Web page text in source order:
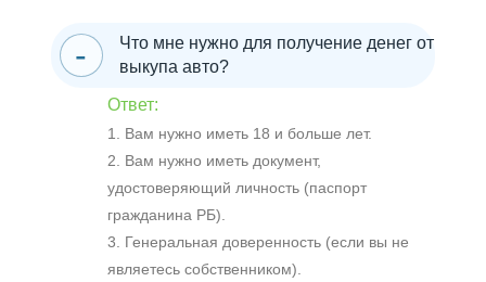
Что мне нужно для получение денег от
выкупа авто?
Ответ:
1. Вам нужно иметь 18 и больше лет.
2. Вам нужно иметь документ,
удостоверяющий личность (паспорт
гражданина РБ).
3. Генеральная доверенность (если вы не
являетесь собственником).